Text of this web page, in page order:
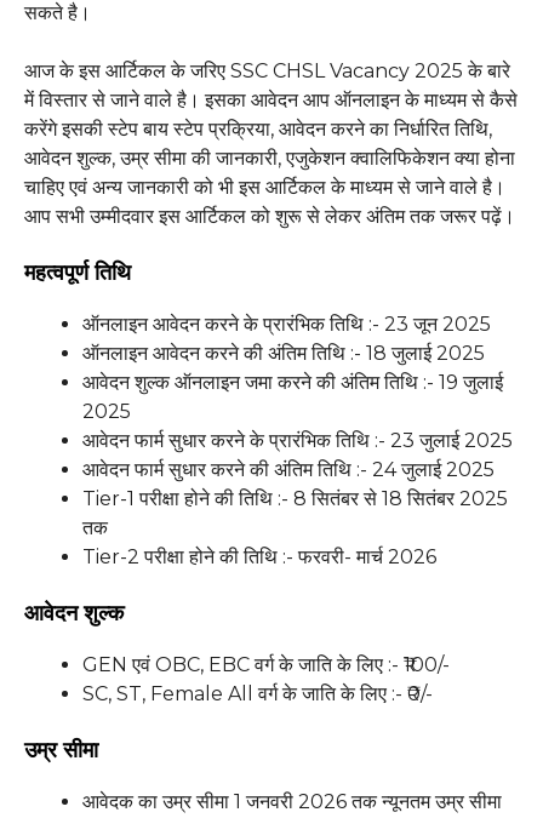
सकते है।
आज के इस आर्टिकल के जरिए SSC CHSL Vacancy 2025 के बारे
में विस्तार से जाने वाले है। इसका आवेदन आप ऑनलाइन के माध्यम से कैसे
करेंगे इसकी स्टेप बाय स्टेप प्रक्रिया, आवेदन करने का निर्धारित तिथि,
आवेदन शुल्क, उम्र सीमा की जानकारी, एजुकेशन क्वालिफिकेशन क्या होना
चाहिए एवं अन्य जानकारी को भी इस आर्टिकल के माध्यम से जाने वाले है।
आप सभी उम्मीदवार इस आर्टिकल को शुरू से लेकर अंतिम तक जरूर पढ़ें।
महत्वपूर्ण तिथि
ऑनलाइन आवेदन करने के प्रारंभिक तिथि :- 23 जून 2025
ऑनलाइन आवेदन करने की अंतिम तिथि :- 18 जुलाई 2025
आवेदन शुल्क ऑनलाइन जमा करने की अंतिम तिथि :- 19 जुलाई
2025
आवेदन फार्म सुधार करने के प्रारंभिक तिथि :- 23 जुलाई 2025
आवेदन फार्म सुधार करने की अंतिम तिथि :- 24 जुलाई 2025
Tier-1 परीक्षा होने की तिथि :- 8 सितंबर से 18 सितंबर 2025
तक
Tier-2 परीक्षा होने की तिथि :- फरवरी- मार्च 2026
आवेदन शुल्क
GEN एवं OBC, EBC वर्ग के जाति के लिए :- ₹100/-
SC, ST, Female All वर्ग के जाति के लिए :- ₹0/-
उम्र सीमा
आवेदक का उम्र सीमा 1 जनवरी 2026 तक न्यूनतम उम्र सीमा